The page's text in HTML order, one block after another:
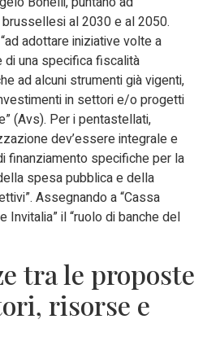
al 2030 e al 2050.
adottare iniziative volte a
di una specifica fiscalità
ad alcuni strumenti già vigenti,
in settori e/o progetti
(Avs). Per i pentastellati,
dev’essere integrale e
finanziamento specifiche per la
spesa pubblica e della
Assegnando a “Cassa
Invitalia” il “ruolo di banche del
tra le proposte
risorse e